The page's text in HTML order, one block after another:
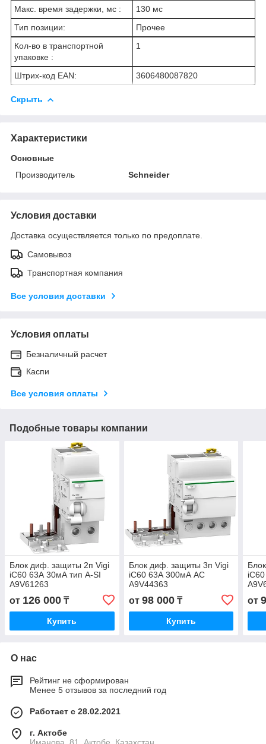
Макс. время задержки, мс :
130 мс
Тип позиции:
Прочее
Кол-во в транспортной
упаковке :
1
Штрих-код EAN: 3606480087820
Скрыть
Характеристики
Основные
Производитель
Schneider
Условия доставки
Доставка осуществляется только по предоплате.
Самовывоз
Транспортная компания
Все условия доставки
Условия оплаты
Безналичный расчет
Каспи
Все условия оплаты
Подобные товары компании
Блок диф. защиты 2п Vigi
iC60 63А 30мА тип A-SI
A9V61263
от 126 000 ₸
Купить
Блок диф. защиты 3п Vigi
iC60 63А 300мА AC
A9V44363
от 98 000₸
Купить
от
О нас
Рейтинг не сформирован
Менее 5 отзывов за последний год
Работает с 28.02.2021
г. Актобе